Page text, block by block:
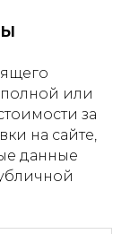
полной или
за
на сайте,
данные